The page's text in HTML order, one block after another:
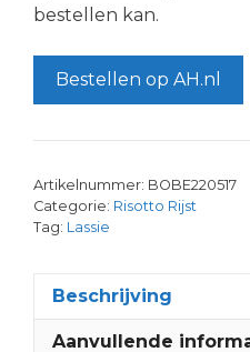
bestellen kan.
Bestellen op AH.nl
Artikelnummer: BOBE220517
Categorie: Risotto Rijst
Tag: Lassie
Beschrijving
Aanvullende